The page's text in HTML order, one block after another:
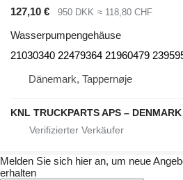
127,10 €
950 DKK ≈ 118,80 CHF
Wasserpumpengehäuse
21030340 22479364 21960479
Dänemark, Tappernøje
KNL TRUCKPARTS APS – DENMARK
Melden Sie sich hier an, um neue
erhalten